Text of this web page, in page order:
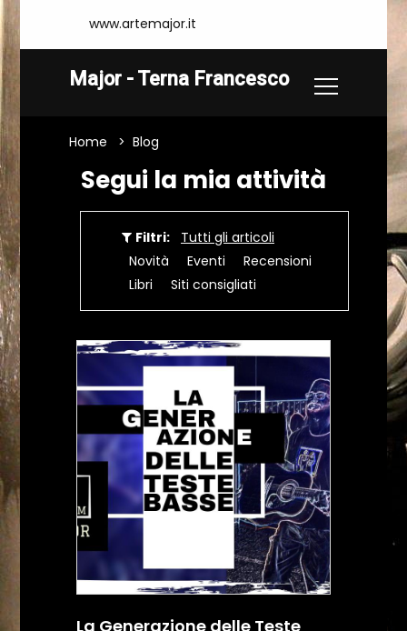
www.artemajor.it
Major - Terna Francesco
Home Blog
Segui la mia attività
Filtri:
Tutti gli articoli
Novità
Eventi
Recensioni
Libri
Siti consigliati
La Generazione delle Teste